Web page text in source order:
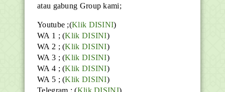
atau gabung Group kami;
Youtube ;(Klik DISINI)
WA 1 ; (Klik DISINI)
WA 2 ; (Klik DISINI)
WA 3 ; (Klik DISINI)
WA 4 ; (Klik DISINI)
WA 5 ; (Klik DISINI)
Telegram ;(Klik DISINI)